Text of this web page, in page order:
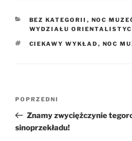
KATEGORIE
BEZ KATEGORII , NOC
WYDZIAŁU
TAGI
CIEKAWY WYKŁAD , NOC
Poprzedni
wpis
POPRZEDNI
Znamy zwyciężczynie
sinoprzekładu!